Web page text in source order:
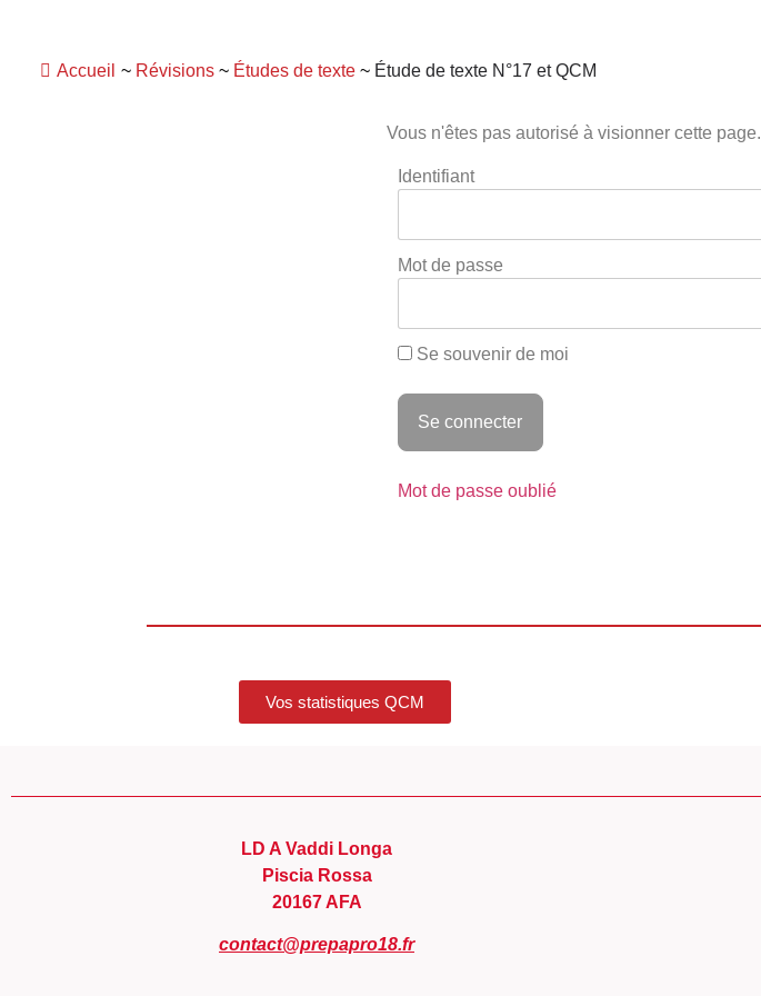
Accueil ~ Révisions ~ Études de texte ~ Étude de texte N°17 et QCM
Vous n'êtes pas autorisé à visionner cette page.
Identifiant
Mot de passe
Se souvenir de moi
Mot de passe oublié
Vos statistiques QCM
LD A Vaddi Longa
Piscia Rossa
20167 AFA
contact@prepapro18.fr